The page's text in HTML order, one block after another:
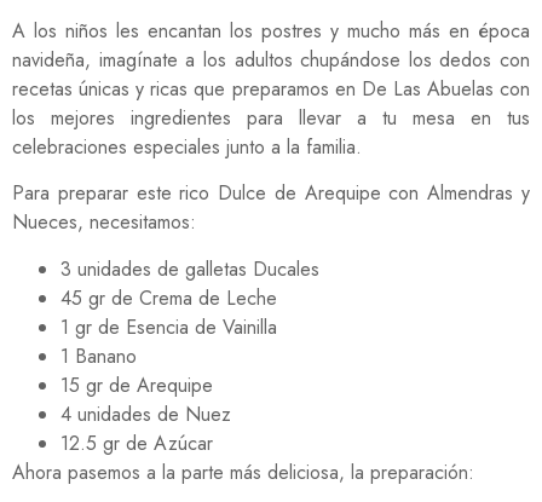
A los niños les encantan los postres y mucho más en época
navideña, imagínate a los adultos chupándose los dedos con
recetas únicas y ricas que preparamos en De Las Abuelas con
los mejores ingredientes para llevar a tu mesa en tus
celebraciones especiales junto a la familia.
Para preparar este rico Dulce de Arequipe con Almendras y
Nueces, necesitamos:
3 unidades de galletas Ducales
45 gr de Crema de Leche
1 gr de Esencia de Vainilla
1 Banano
15 gr de Arequipe
4 unidades de Nuez
12.5 gr de Azúcar
Ahora pasemos a la parte más deliciosa, la preparación: